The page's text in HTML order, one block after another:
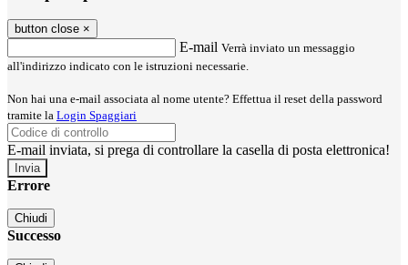
button close ×
E-mail Verrà inviato un messaggio
all'indirizzo indicato con le istruzioni necessarie.
Non hai una e-mail associata al nome utente? Effettua il reset della password
tramite la Login Spaggiari
E-mail inviata, si prega di controllare la casella di posta elettronica!
Errore
Chiudi
Successo